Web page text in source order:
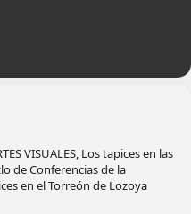
VISUALES, Los tapices en las
de Conferencias de la
en el Torreón de Lozoya